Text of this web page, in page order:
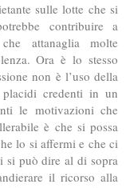
sulle lotte che si
contribuire a
attanaglia molte
Ora è lo stesso
non è l’uso della
credenti in un
le motivazioni che
è che si possa
lo si affermi e che ci
si può dire al di sopra
il ricorso alla